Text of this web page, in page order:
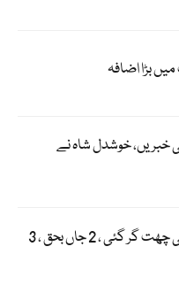
خبریں، خوشدل شاہ نے
ڈیرہ غازی خان میں گھر کی چھت گر گئی ، 2 جاں بحق ، 3